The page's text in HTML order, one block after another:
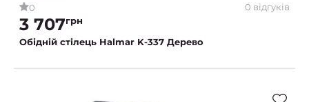
0 0 відгуків
3 707грн
Обідній стілець Halmar K-337 Дерево